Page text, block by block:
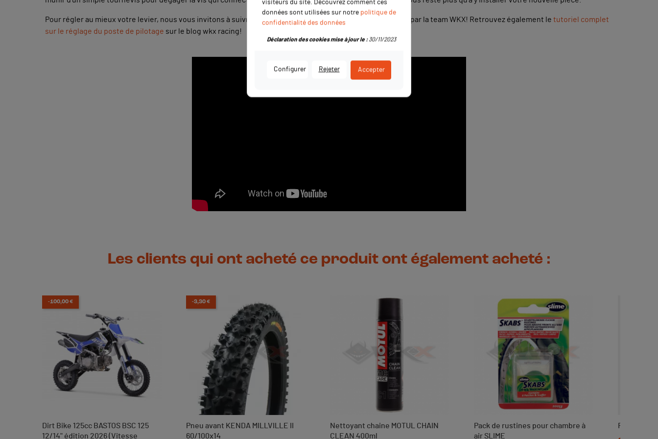
Pour régler au mieux votre levier, nous vous invitons à suivre les étapes décrites dans cette vidéo réalisée par la team WKX! Retrouvez également le tutoriel complet
sur le réglage du poste de pilotage sur le blog wkx racing!
Les clients qui ont acheté ce produit ont également acheté :
-100,00 €
Dirt Bike 125cc BASTOS BSC 125
12/14" édition 2026 (Vitesse
-3,30 €
Pneu avant KENDA MILLVILLE II
60/100x14
Nettoyant chaine MOTUL CHAIN
CLEAN 400ml
Pack de rustines pour chambre à
air SLIME
Rayon de
visiteurs du site. Découvrez comment ces
données sont utilisées sur notre politique de
confidentialité des données
Configurer Rejeter Accepter
Déclaration des cookies mise à jour le :30/11/2023